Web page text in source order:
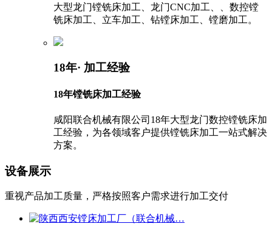
大型龙门镗铣床加工、龙门CNC加工、、数控镗
铣床加工、立车加工、钻镗床加工、镗磨加工。
18年· 加工经验
18年镗铣床加工经验
咸阳联合机械有限公司18年大型龙门数控镗铣床加
工经验，为各领域客户提供镗铣床加工一站式解决
方案。
设备展示
重视产品加工质量，严格按照客户需求进行加工交付